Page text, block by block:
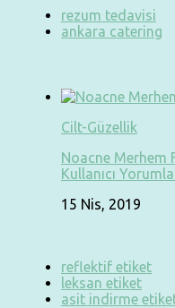
rezum tedavisi
ankara catering
Cilt-Güzellik
Noacne Merhem
Kullanıcı
15 Nis, 2019
reflektif etiket
leksan etiket
asit indirme